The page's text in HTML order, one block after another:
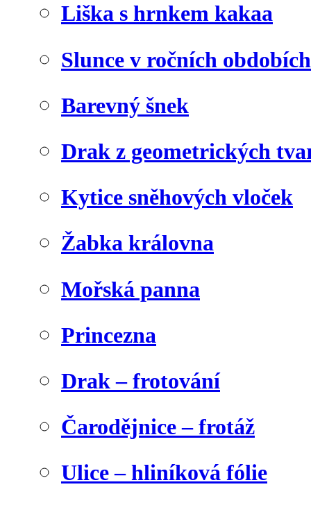
Liška s hrnkem kakaa
Slunce v ročních obdobích
Barevný šnek
Drak z geometrických
Kytice sněhových vloček
Žabka královna
Mořská panna
Princezna
Drak – frotování
Čarodějnice – frotáž
Ulice – hliníková fólie